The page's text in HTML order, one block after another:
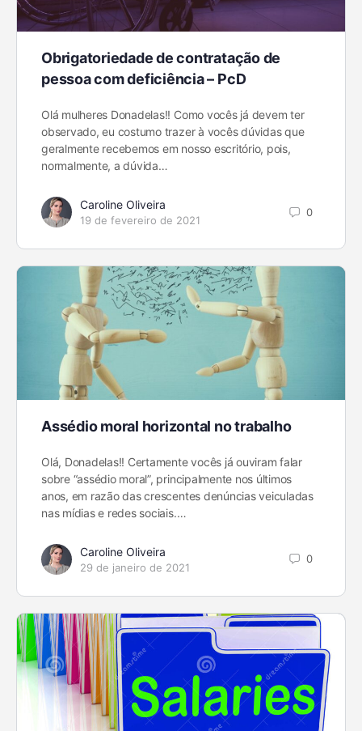
Obrigatoriedade de contratação de
pessoa com deficiência – PcD
Olá mulheres Donadelas!! Como vocês já devem ter
observado, eu costumo trazer à vocês dúvidas que
geralmente recebemos em nosso escritório, pois,
normalmente, a dúvida…
Caroline Oliveira
19 de fevereiro de 2021
0
Assédio moral horizontal no trabalho
Olá, Donadelas!! Certamente vocês já ouviram falar
sobre “assédio moral”, principalmente nos últimos
anos, em razão das crescentes denúncias veiculadas
nas mídias e redes sociais.…
Caroline Oliveira
29 de janeiro de 2021
0